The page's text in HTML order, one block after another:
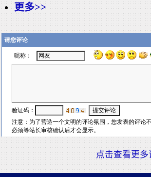
更多>>
点击查看更多